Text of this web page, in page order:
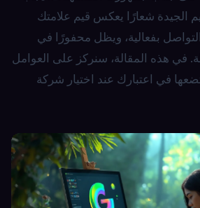
الجيدة شعارًا يعكس قيم علامتك
بفعالية، ويظل محفورًا في
في هذه المقالة، سنركز على العوامل
في اعتبارك عند اختيار شركة